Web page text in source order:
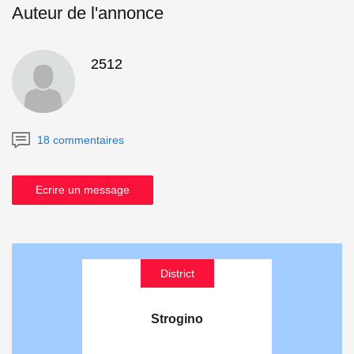
Auteur de l'annonce
2512
18 commentaires
Ecrire un message
District
Strogino